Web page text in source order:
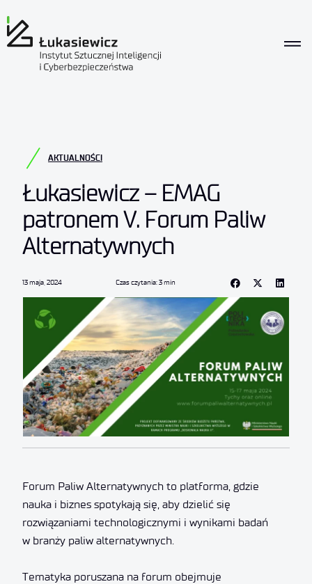
AKTUALNOŚCI
Łukasiewicz – EMAG
patronem V. Forum Paliw
Alternatywnych
13 maja, 2024 Czas czytania: 3 min
Forum Paliw Alternatywnych to platforma, gdzie
nauka i biznes spotykają się, aby dzielić się
rozwiązaniami technologicznymi i wynikami badań
w branży paliw alternatywnych.
Tematyka poruszana na forum obejmuje